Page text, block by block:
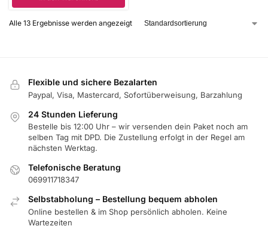
Alle 13 Ergebnisse werden angezeigt
Flexible und sichere Bezalarten
Paypal, Visa, Mastercard, Sofortüberweisung, Barzahlung
24 Stunden Lieferung
Bestelle bis 12:00 Uhr – wir versenden dein Paket noch am
selben Tag mit DPD. Die Zustellung erfolgt in der Regel am
nächsten Werktag.
Telefonische Beratung
069911718347
Selbstabholung – Bestellung bequem abholen
Online bestellen & im Shop persönlich abholen. Keine
Wartezeiten